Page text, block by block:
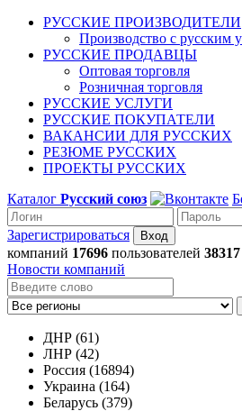
РУССКИЕ ПРОИЗВОДИТЕЛИ
Производство с русским
РУССКИЕ ПРОДАВЦЫ
Оптовая торговля
Розничная торговля
РУССКИЕ УСЛУГИ
РУССКИЕ ПОКУПАТЕЛИ
ВАКАНСИИ ДЛЯ РУССКИХ
РЕЗЮМЕ РУССКИХ
ПРОЕКТЫ РУССКИХ
Каталог Русский союз
Зарегистрироваться
компаний 17696 пользователей 38317
Новости компаний
ДНР (61)
ЛНР (42)
Россия (16894)
Украина (164)
Беларусь (379)